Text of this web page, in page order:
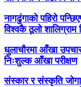
नागढुंगाको पहिरो
विश्वकै ठूलो शालिग्राम
धुलाचौरमा आँखा
निःशुल्क आँखा परीक्षण
संस्कार र संस्कृति